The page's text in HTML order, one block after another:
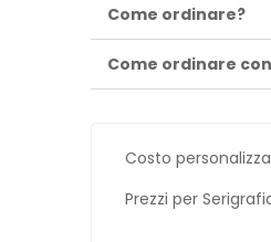
Come ordinare?
Come ordinare
Costo
Prezzi per